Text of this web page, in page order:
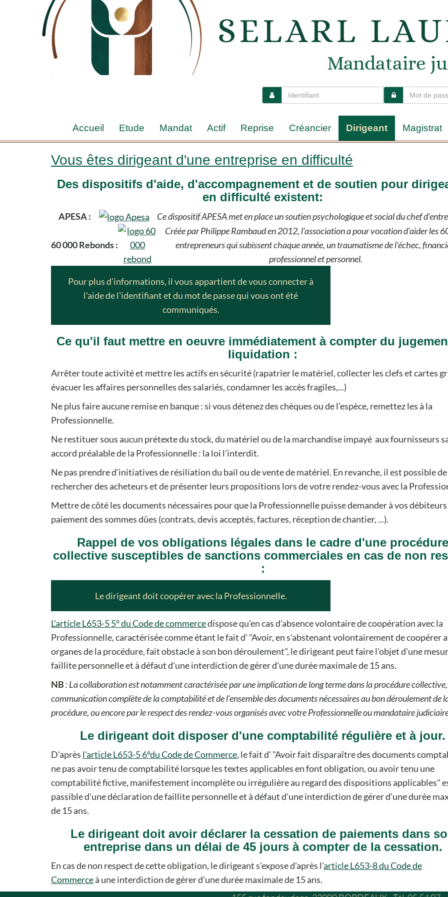
Accueil Etude Mandat Actif Reprise Créancier Dirigeant Magistrat
Vous êtes dirigeant d'une entreprise en difficulté
Des dispositifs d'aide, d'accompagnement et de soutien pour
en difficulté existent:
APESA : Ce dispositif APESA met en place un soutien psychologique et social du chef
60 000 Rebonds :
Créée par Philippe Rambaud en 2012, l'association a pour vocation d'aider les
entrepreneurs qui subissent chaque année, un traumatisme de l'échec,
professionnel et personnel.
Pour plus d'informations, il vous appartient de vous connecter à
l'aide de l'identifiant et du mot de passe qui vous ont été
communiqués.
Ce qu'il faut mettre en oeuvre immédiatement à compter du
liquidation :
Arrêter toute activité et mettre les actifs en sécurité (rapatrier le matériel, collecter les clefs et cartes
évacuer les affaires personnelles des salariés, condamner les accès fragiles,...)
Ne plus faire aucune remise en banque : si vous détenez des chèques ou de l'espèce, remettez les à la
Professionnelle.
Ne restituer sous aucun prétexte du stock, du matériel ou de la marchandise impayé aux fournisseurs
accord préalable de la Professionnelle : la loi l'interdit.
Ne pas prendre d'initiatives de résiliation du bail ou de vente de matériel. En revanche, il est possible de
rechercher des acheteurs et de présenter leurs propositions lors de votre rendez-vous avec la
Mettre de côté les documents nécessaires pour que la Professionnelle puisse demander à vos
paiement des sommes dûes (contrats, devis acceptés, factures, réception de chantier, ...).
Rappel de vos obligations légales dans le cadre d'une procédure
collective susceptibles de sanctions commerciales en cas de non
:
Le dirigeant doit coopérer avec la Professionnelle.
L'article L653-5 5° du Code de commercedispose qu'en cas d'absence volontaire de coopération avec la
Professionnelle, caractérisée comme étant le fait d' "Avoir, en s'abstenant volontairement de coopérer
organes de la procédure, fait obstacle à son bon déroulement", le dirigeant peut faire l'objet d'une
faillite personnelle et à défaut d'une interdiction de gérer d'une durée maximale de 15 ans.
NB: La collaboration est notamment caractérisée par une implication de long terme dans la procédure
communication complète de la comptabilité et de l'ensemble des documents nécessaires au bon déroulement de
procédure, ou encore par le respect des rendez-vous organisés avec votre Professionnelle ou mandataire
Le dirigeant doit disposer d'une comptabilité régulière et à jour.
D'après l'article L653-5 6°du Code de Commerce, le fait d' Avoir fait disparaître des documents
ne pas avoir tenu de comptabilité lorsque les textes applicables en font obligation, ou avoir tenu une
comptabilité fictive, manifestement incomplète ou irrégulière au regard des dispositions applicables
passible d'une déclaration de faillite personnelle et à défaut d'une interdiction de gérer d'une durée
de 15 ans.
Le dirigeant doit avoir déclarer la cessation de paiements dans
entreprise dans un délai de 45 jours à compter de la cessation.
En cas de non respect de cette obligation, le dirigeant s'expose d'après l'article L653-8 du Code de
Commerceà une interdiction de gérer d'une durée maximale de 15 ans.